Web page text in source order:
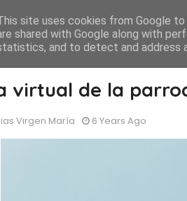
virtual de la
Virgen María 6 Years Ago
site uses cookies from Google
shared with Google along with
and to detect and address